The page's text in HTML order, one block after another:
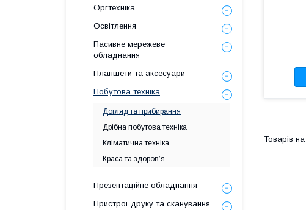
Оргтехніка
Освітлення
Пасивне мережеве
обладнання
Планшети та аксесуари
Побутова техніка
Догляд та прибирання
Дрібна побутова техніка
Кліматична техніка
Краса та здоров’я
Презентаційне обладнання
Пристрої друку та сканування